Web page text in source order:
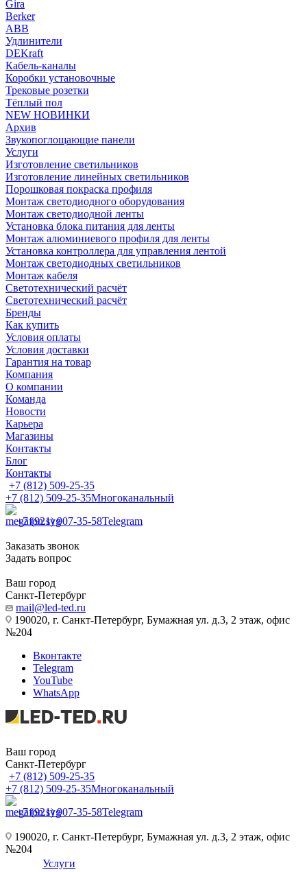
Gira
Berker
ABB
Удлинители
DEKraft
Кабель-каналы
Коробки установочные
Трековые розетки
Тёплый пол
NEW НОВИНКИ
Архив
Звукопоглощающие панели
Услуги
Изготовление светильников
Изготовление линейных светильников
Порошковая покраска профиля
Монтаж светодиодного оборудования
Монтаж светодиодной ленты
Установка блока питания для ленты
Монтаж алюминиевого профиля для ленты
Установка контроллера для управления лентой
Монтаж светодиодных светильников
Монтаж кабеля
Светотехнический расчёт
Светотехнический расчёт
Бренды
Как купить
Условия оплаты
Условия доставки
Гарантия на товар
Компания
О компании
Команда
Новости
Карьера
Магазины
Контакты
Блог
Контакты
+7 (812) 509-25-35
+7 (812) 509-25-35Многоканальный
+7 (921) 907-35-58Telegram
Заказать звонок
Задать вопрос
Ваш город
Санкт-Петербург
mail@led-ted.ru
190020, г. Санкт-Петербург, Бумажная ул. д.3, 2 этаж, офис
№204
Вконтакте
Telegram
YouTube
WhatsApp
Ваш город
Санкт-Петербург
+7 (812) 509-25-35
+7 (812) 509-25-35Многоканальный
+7 (921) 907-35-58Telegram
190020, г. Санкт-Петербург, Бумажная ул. д.3, 2 этаж, офис
№204
Услуги